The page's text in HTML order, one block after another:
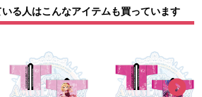
る人はこんなアイテムも買っています